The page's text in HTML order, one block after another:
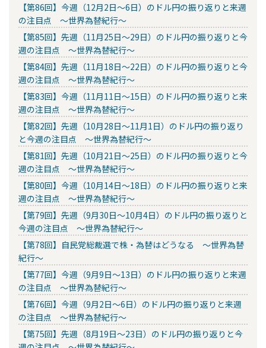
【第86回】今週（12月2日～6日）のドル円の振り返りと来週
の注目点 ～世界為替紀行～
【第85回】先週（11月25日～29日）のドル円の振り返りと今
週の注目点 ～世界為替紀行～
【第84回】先週（11月18日～22日）のドル円の振り返りと今
週の注目点 ～世界為替紀行～
【第83回】今週（11月11日～15日）のドル円の振り返りと来
週の注目点 ～世界為替紀行～
【第82回】先週（10月28日～11月1日）のドル円の振り返り
と今週の注目点 ～世界為替紀行～
【第81回】先週（10月21日～25日）のドル円の振り返りと今
週の注目点 ～世界為替紀行～
【第80回】今週（10月14日～18日）のドル円の振り返りと来
週の注目点 ～世界為替紀行～
【第79回】先週（9月30日～10月4日）のドル円の振り返りと
今週の注目点 ～世界為替紀行～
【第78回】自民党総裁選で株・為替はどうなる ～世界為替
紀行～
【第77回】今週（9月9日～13日）のドル円の振り返りと来週
の注目点 ～世界為替紀行～
【第76回】今週（9月2日～6日）のドル円の振り返りと来週
の注目点 ～世界為替紀行～
【第75回】先週（8月19日～23日）のドル円の振り返りと今